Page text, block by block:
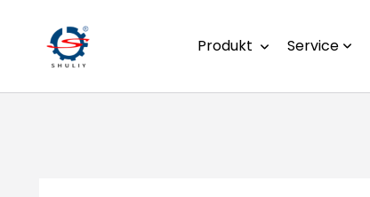
Produkt Service